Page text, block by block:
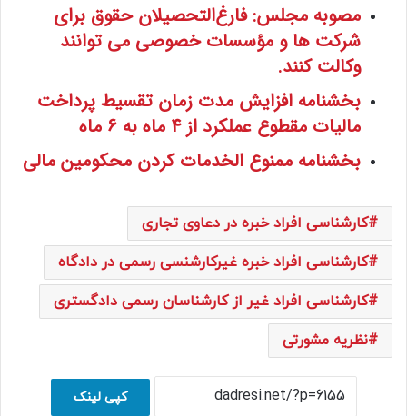
مصوبه مجلس: فارغ‌التحصیلان حقوق برای
شرکت ها و مؤسسات خصوصی می توانند
وکالت کنند.
بخشنامه افزایش مدت زمان تقسیط پرداخت
مالیات مقطوع عملکرد از 4 ماه به 6 ماه
بخشنامه ممنوع الخدمات کردن محکومین مالی
کارشناسی افراد خبره در دعاوی تجاری
کارشناسی افراد خبره غیرکارشنسی رسمی در دادگاه
کارشناسی افراد غیر از کارشناسان رسمی دادگستری
نظریه مشورتی
کپی لینک